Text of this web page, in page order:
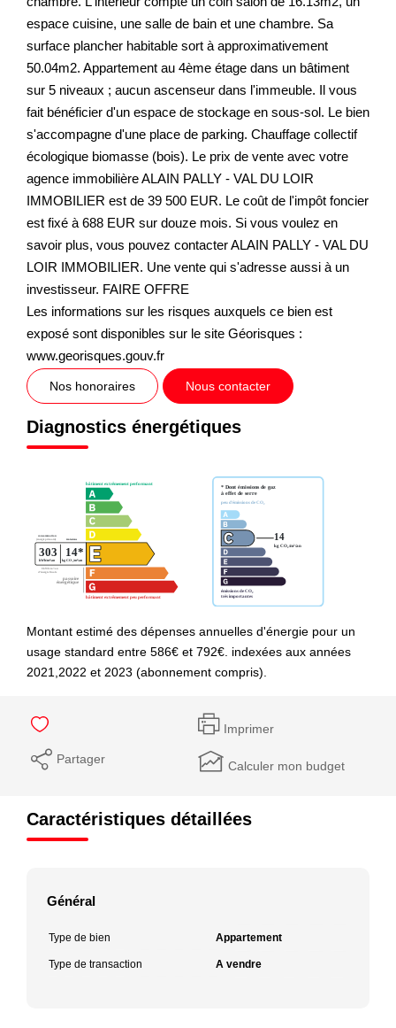
espace cuisine, une salle de bain et une chambre. Sa
surface plancher habitable sort à approximativement
50.04m2. Appartement au 4ème étage dans un bâtiment
sur 5 niveaux ; aucun ascenseur dans l'immeuble. Il vous
fait bénéficier d'un espace de stockage en sous-sol. Le bien
s'accompagne d'une place de parking. Chauffage collectif
écologique biomasse (bois). Le prix de vente avec votre
agence immobilière ALAIN PALLY - VAL DU LOIR
IMMOBILIER est de 39 500 EUR. Le coût de l'impôt foncier
est fixé à 688 EUR sur douze mois. Si vous voulez en
savoir plus, vous pouvez contacter ALAIN PALLY - VAL DU
LOIR IMMOBILIER. Une vente qui s'adresse aussi à un
investisseur. FAIRE OFFRE
Les informations sur les risques auxquels ce bien est
exposé sont disponibles sur le site Géorisques :
www.georisques.gouv.fr
Nos honoraires Nous contacter
Diagnostics énergétiques
Montant estimé des dépenses annuelles d'énergie pour un
usage standard entre 586€ et 792€. indexées aux années
2021,2022 et 2023 (abonnement compris).
Imprimer
Partager Calculer mon budget
Caractéristiques détaillées
Général
Type de bien Appartement
Type de transaction A vendre